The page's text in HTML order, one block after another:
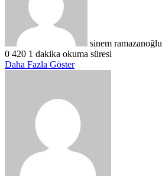
sinem ramazanoğlu
0 420 1 dakika okuma süresi
Daha Fazla Göster